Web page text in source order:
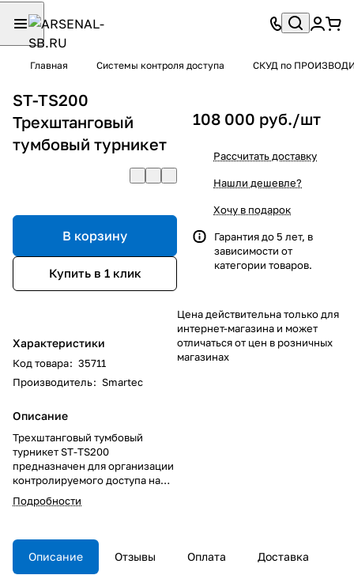
Главная Системы контроля доступа СКУД по
ST-TS200
Трехштанговый
тумбовый турникет
В корзину
Купить в 1 клик
Характеристики
Код товара: 35711
Производитель: Smartec
Описание
Трехштанговый тумбовый
турникет ST-TS200
предназначен для организации
контролируемого доступа на
территорию защищаемого
СКУД объекта, и может
помещении, так и на улице под
навесом. В верхней части
турникета находятся 2 окна для
Подробности
108 000 руб./шт
Рассчитать доставку
Нашли дешевле?
Хочу в подарок
Гарантия до 5 лет, в
зависимости от
категории товаров.
Цена действительна только для
интернет-магазина и может
отличаться от цен в розничных
магазинах
Описание Отзывы Оплата Доставка